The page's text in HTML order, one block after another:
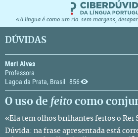
«A língua é como um rio: sem margens,
DÚVIDAS
Mari Alves
Professora
Lagoa da Prata, Brasil
856
O uso de feito como
«Ela tem olhos brilhantes feitos o Rei
Dúvida: na frase apresentada está